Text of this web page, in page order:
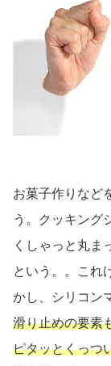
お菓子作りなど
う。クッキング
くしゃっと丸ま
という。。これ
かし、シリコン
滑り止めの要素
ピタッとくっつ